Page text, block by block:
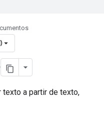
texto a partir de texto,